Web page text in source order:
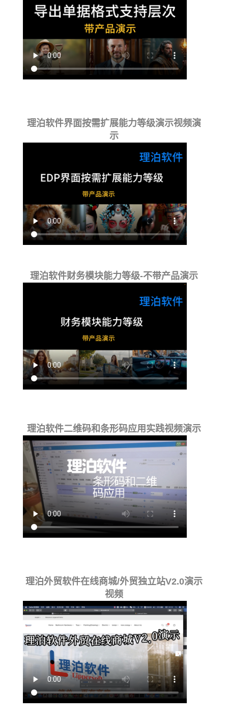
理泊软件界面按需扩展能力等级演示视频演
示
理泊软件财务模块能力等级-不带产品演示
理泊软件二维码和条形码应用实践视频演示
理泊外贸软件在线商城/外贸独立站V2.0演示
视频